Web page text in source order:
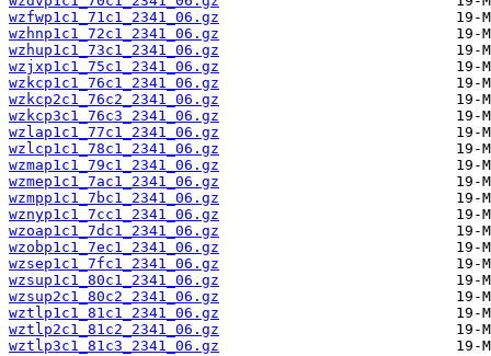
wzfwp1c1_71c1_2341_06.gz
wzhnp1c1_72c1_2341_06.gz
wzhup1c1_73c1_2341_06.gz
wzjxp1c1_75c1_2341_06.gz
wzkcp1c1_76c1_2341_06.gz
wzkcp2c1_76c2_2341_06.gz
wzkcp3c1_76c3_2341_06.gz
wzlap1c1_77c1_2341_06.gz
wzlcp1c1_78c1_2341_06.gz
wzmap1c1_79c1_2341_06.gz
wzmep1c1_7ac1_2341_06.gz
wzmpp1c1_7bc1_2341_06.gz
wznyp1c1_7cc1_2341_06.gz
wzoap1c1_7dc1_2341_06.gz
wzobp1c1_7ec1_2341_06.gz
wzsep1c1_7fc1_2341_06.gz
wzsup1c1_80c1_2341_06.gz
wzsup2c1_80c2_2341_06.gz
wztlp1c1_81c1_2341_06.gz
wztlp2c1_81c2_2341_06.gz
wztlp3c1_81c3_2341_06.gz